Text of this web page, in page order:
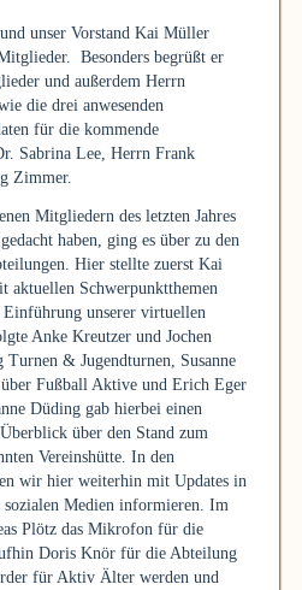
unser Vorstand Kai Müller
Besonders begrüßt er
und außerdem Herrn
die drei anwesenden
für die kommende
Sabrina Lee, Herrn Frank
Zimmer.
Mitgliedern des letzten Jahres
haben, ging es über zu den
Hier stellte zuerst Kai
aktuellen Schwerpunktthemen
unserer virtuellen
Anke Kreutzer und Jochen
Turnen & Jugendturnen, Susanne
Fußball Aktive und Erich Eger
Düding gab hierbei einen
über den Stand zum
Vereinshütte. In den
wir hier weiterhin mit Updates in
sozialen Medien informieren. Im
Plötz das Mikrofon für die
Doris Knör für die Abteilung
für Aktiv Älter werden und